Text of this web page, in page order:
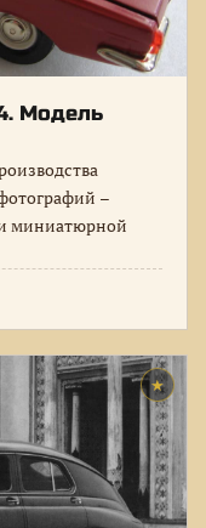
Модель
–
миниатюрной
★